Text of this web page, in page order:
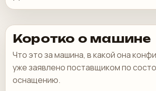
Коротко о машине
Что это за машина, в какой она
уже заявлено поставщиком по
оснащению.